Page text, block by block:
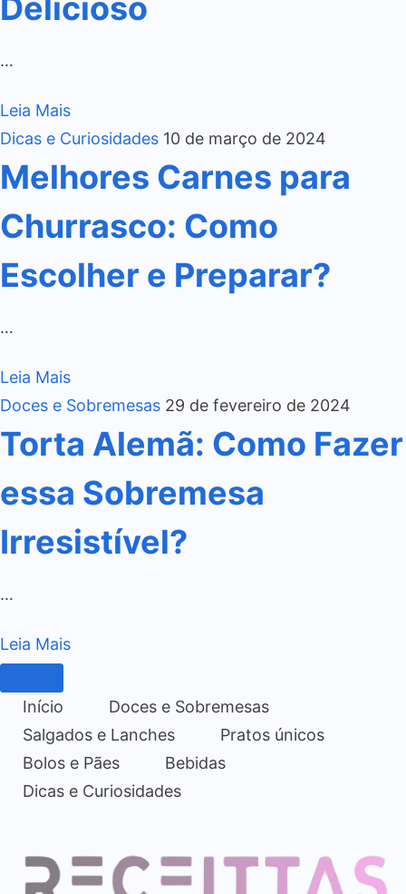
Delicioso
…
Leia Mais
Dicas e Curiosidades 10 de março de 2024
Melhores Carnes para
Churrasco: Como
Escolher e Preparar?
…
Leia Mais
Doces e Sobremesas 29 de fevereiro de 2024
Torta Alemã: Como Fazer
essa Sobremesa
Irresistível?
…
Leia Mais
Início
Doces e Sobremesas
Salgados e Lanches
Pratos únicos
Bolos e Pães
Bebidas
Dicas e Curiosidades